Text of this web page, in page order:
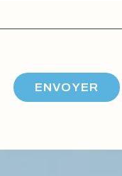
ENVOYER